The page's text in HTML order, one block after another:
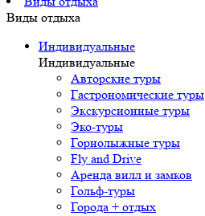
Виды отдыха
Индивидуальные
Индивидуальные
Авторские туры
Гастрономические туры
Экскурсионные туры
Эко-туры
Горнолыжные туры
Fly and Drive
Аренда вилл и замков
Гольф-туры
Города + отдых